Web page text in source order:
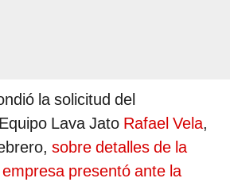
la solicitud del
Lava Jato Rafael Vela,
sobre detalles de la
presentó ante la